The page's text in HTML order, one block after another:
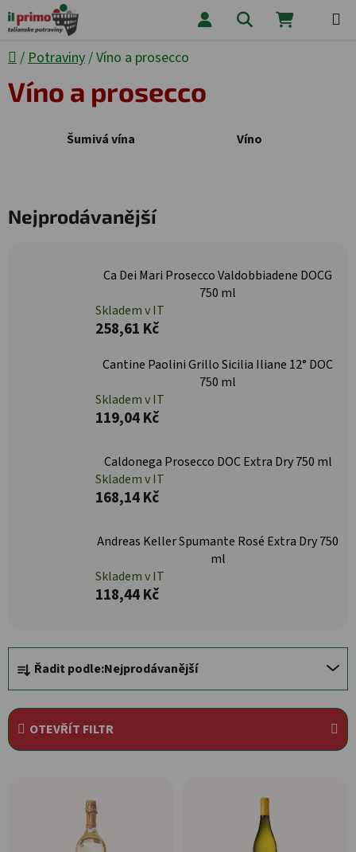
Přejít na obsah Hledat
Domů
/ Potraviny/Víno a prosecco
Víno a prosecco
Šumivá vína Víno
Nejprodávanější
Ca Dei Mari Prosecco Valdobbiadene DOCG
750 ml
Skladem v IT
258,61 Kč
Cantine Paolini Grillo Sicilia Iliane 12° DOC
750 ml
Skladem v IT
119,04 Kč
Caldonega Prosecco DOC Extra Dry 750 ml
Skladem v IT
168,14 Kč
Andreas Keller Spumante Rosé Extra Dry 750
ml
Skladem v IT
118,44 Kč
Řazení produktů
Řadit podle:Nejprodávanější
OTEVŘÍT FILTR